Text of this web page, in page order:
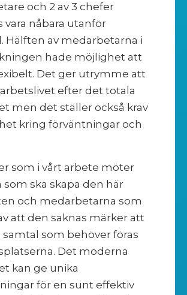
och 2 av 3 chefer
vara nåbara utanför
Hälften av medarbetarna i
hade möjlighet att
Det ger utrymme att
efter det totala
men det ställer också krav
kring förväntningar och
som i vårt arbete möter
som ska skapa den här
och medarbetarna som
att den saknas märker att
som behöver föras
Det moderna
kan ge unika
för en sunt effektiv